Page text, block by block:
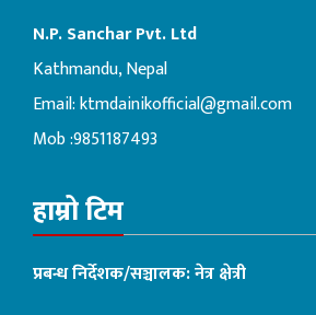
N.P. Sanchar Pvt. Ltd
Kathmandu, Nepal
Email:ktmdainikofficial@gmail.com
Mob :9851187493
हाम्रो टिम
प्रबन्ध निर्देशक/सञ्चालक: नेत्र क्षेत्री